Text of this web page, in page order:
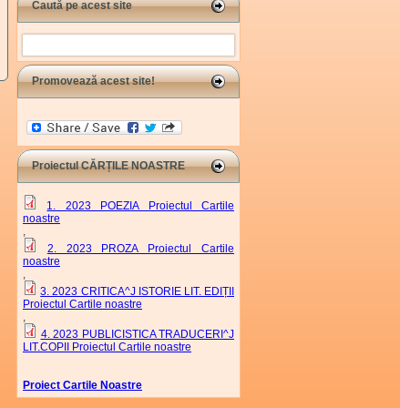
Caută pe acest site
Search
Promovează acest site!
Proiectul CĂRȚILE NOASTRE
1. 2023 POEZIA Proiectul Cartile
noastre
,
2. 2023 PROZA Proiectul Cartile
noastre
,
3. 2023 CRITICA^J ISTORIE LIT. EDIȚII
Proiectul Cartile noastre
,
4. 2023 PUBLICISTICA TRADUCERI^J
LIT.COPII Proiectul Cartile noastre
Proiect Cartile Noastre